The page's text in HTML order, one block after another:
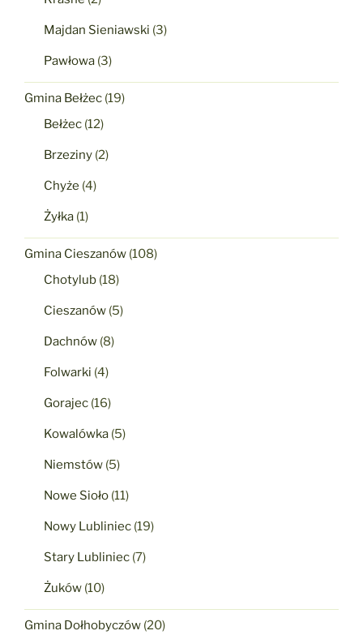
Majdan Sieniawski (3)
Pawłowa (3)
Gmina Bełżec (19)
Bełżec (12)
Brzeziny (2)
Chyże (4)
Żyłka (1)
Gmina Cieszanów (108)
Chotylub (18)
Cieszanów (5)
Dachnów (8)
Folwarki (4)
Gorajec (16)
Kowalówka (5)
Niemstów (5)
Nowe Sioło (11)
Nowy Lubliniec (19)
Stary Lubliniec (7)
Żuków (10)
Gmina Dołhobyczów (20)